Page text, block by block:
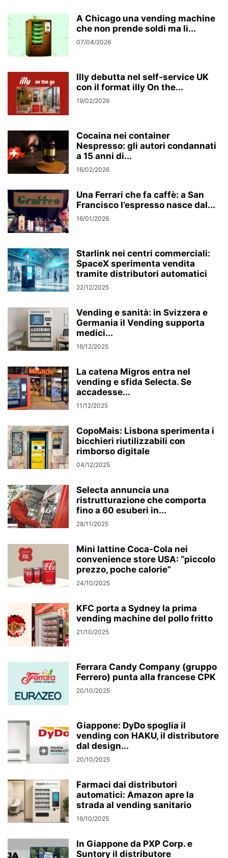
A Chicago una vending machine
che non prende soldi ma li...
07/04/2026
Illy debutta nel self-service UK
con il format illy On the...
19/02/2026
Cocaina nei container
Nespresso: gli autori condannati
a 15 anni di...
16/02/2026
Una Ferrari che fa caffè: a San
Francisco l’espresso nasce dal...
16/01/2026
Starlink nei centri commerciali:
SpaceX sperimenta vendita
tramite distributori automatici
22/12/2025
Vending e sanità: in Svizzera e
Germania il Vending supporta
medici...
16/12/2025
La catena Migros entra nel
vending e sfida Selecta. Se
accadesse...
11/12/2025
CopoMais: Lisbona sperimenta i
bicchieri riutilizzabili con
rimborso digitale
04/12/2025
Selecta annuncia una
ristrutturazione che comporta
fino a 60 esuberi in...
28/11/2025
Mini lattine Coca-Cola nei
convenience store USA: “piccolo
prezzo, poche calorie”
24/10/2025
KFC porta a Sydney la prima
vending machine del pollo fritto
21/10/2025
Ferrara Candy Company (gruppo
Ferrero) punta alla francese CPK
20/10/2025
Giappone: DyDo spoglia il
vending con HAKU, il distributore
dal design...
20/10/2025
Farmaci dai distributori
automatici: Amazon apre la
strada al vending sanitario
16/10/2025
In Giappone da PXP Corp. e
Suntory il distributore